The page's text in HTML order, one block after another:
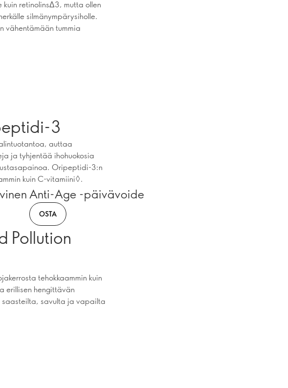
retinolinsΔ3, mutta ollen
silmänympärysiholle.
vähentämään tummia
3
auttaa
ja tyhjentää ihohuokosia
Oripeptidi-3:n
kuin C-vitamiini◊.
Anti-Age -päivävoide
OSTA
Pollution
tehokkaammin kuin
erillisen hengittävän
saasteilta, savulta ja vapailta